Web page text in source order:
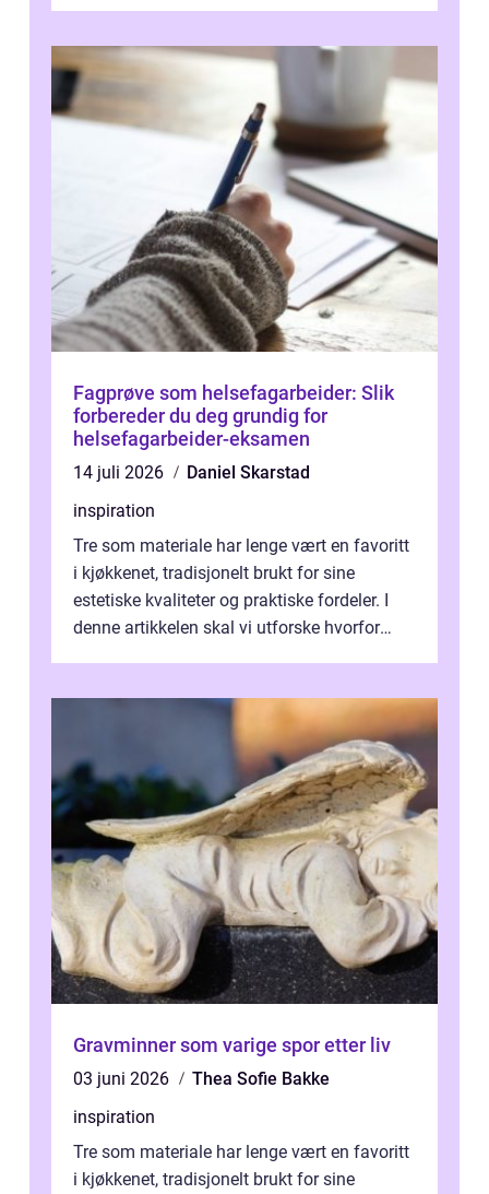
Fagprøve som helsefagarbeider: Slik
forbereder du deg grundig for
helsefagarbeider-eksamen
14 juli 2026
Daniel Skarstad
inspiration
Tre som materiale har lenge vært en favoritt
i kjøkkenet, tradisjonelt brukt for sine
estetiske kvaliteter og praktiske fordeler. I
denne artikkelen skal vi utforske hvorfor
Gravminner som varige spor etter liv
03 juni 2026
Thea Sofie Bakke
inspiration
Tre som materiale har lenge vært en favoritt
i kjøkkenet, tradisjonelt brukt for sine